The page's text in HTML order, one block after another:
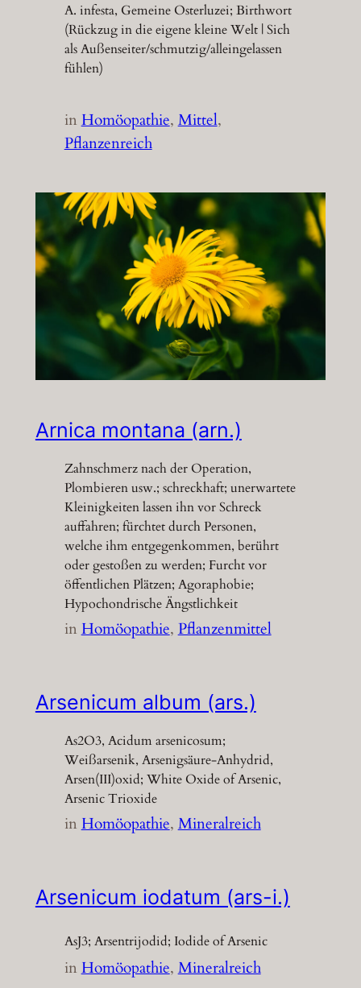
A. infesta, Gemeine Osterluzei; Birthwort
(Rückzug in die eigene kleine Welt | Sich
als Außenseiter/schmutzig/alleingelassen
fühlen)
inHomöopathie, Mittel
Pflanzenreich
Arnica montana (arn.)
Zahnschmerz nach der Operation,
Plombieren usw.; schreckhaft; unerwartete
Kleinigkeiten lassen ihn vor Schreck
auffahren; fürchtet durch Personen,
welche ihm entgegenkommen, berührt
oder gestoßen zu werden; Furcht vor
öffentlichen Plätzen; Agoraphobie;
Hypochondrische Ängstlichkeit
inHomöopathie, Pflanzenmittel
Arsenicum album (ars.)
As2O3, Acidum arsenicosum;
Weißarsenik, Arsenigsäure-Anhydrid,
Arsen(III)oxid; White Oxide of Arsenic,
Arsenic Trioxide
inHomöopathie, Mineralreich
Arsenicum iodatum (ars-i.)
AsJ3; Arsentrijodid; Iodide of Arsenic
inHomöopathie, Mineralreich